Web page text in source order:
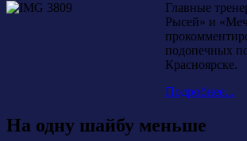
Главные
Рысей» и
подопечных
Красноярске.
Подробнее...
На одну шайбу меньше